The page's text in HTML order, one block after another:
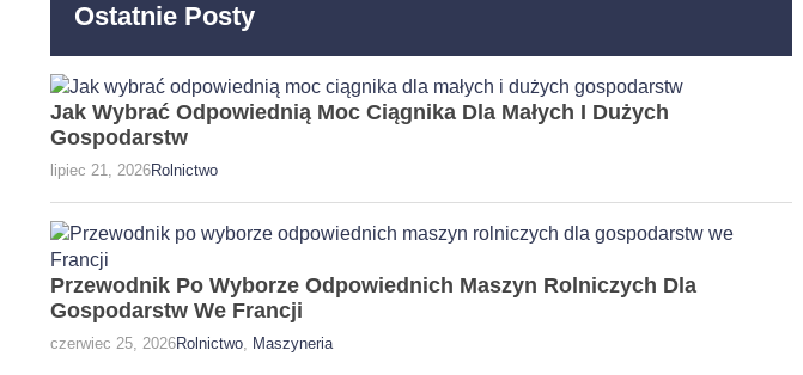
Ostatnie Posty
Jak Wybrać Odpowiednią Moc Ciągnika Dla Małych I Dużych
Gospodarstw
lipiec 21, 2026Rolnictwo
Przewodnik Po Wyborze Odpowiednich Maszyn Rolniczych Dla
Gospodarstw We Francji
czerwiec 25, 2026Rolnictwo, Maszyneria